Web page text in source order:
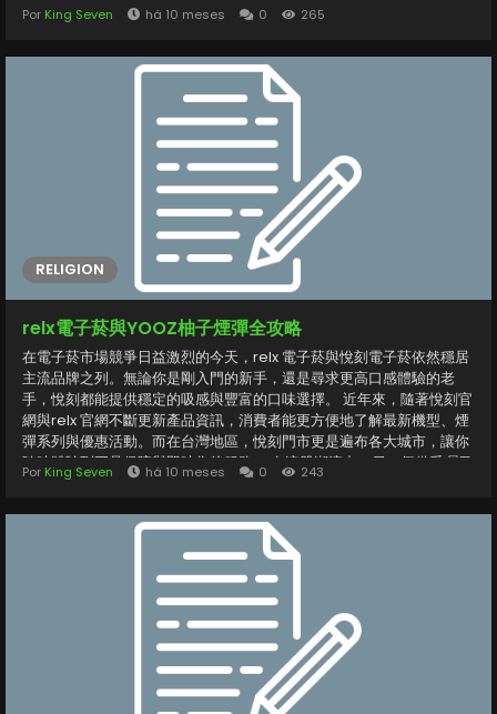
中，品牌熱銷的【限時特價】BALENCIAGA巴黎世家PARIS EXPLORER
尼龍雙肩包大容量學生書包後背包 男女同款 格外受到矚目。這款後背
呈現出低調奢華的風格。大容量設計可輕鬆收納筆電、文件與日常用
品，無論是通勤、旅行還是學生日常使用都十分合適。此款包包不僅男
表。 對於喜愛街頭穿搭的時尚愛好者來說，balenciaga 腰包也是不可
錯過的單品。以柔軟皮革或耐磨尼龍材質製成，腰包可斜背或繫於腰
間，靈活搭配不同風格服飾，展現休閒中帶點叛逆的潮流態度。而若想
兼顧功能性與收納空間，balenciaga...
Por King Seven há 10 meses 0 265
RELIGION
relx電子菸與YOOZ柚子煙彈全攻略
在電子菸市場競爭日益激烈的今天，relx 電子菸與悅刻電子菸依然穩居
主流品牌之列。無論你是剛入門的新手，還是尋求更高口感體驗的老
手，悅刻都能提供穩定的吸感與豐富的口味選擇。 近年來，隨著悅刻官
網與relx 官網不斷更新產品資訊，消費者能更方便地了解最新機型、煙
彈系列與優惠活動。而在台灣地區，悅刻門市更是遍布各大城市，讓你
隨時體驗到正品保障與即時售後服務。 在這股潮流中，另一個備受矚目
的品牌便是 【YOOZ柚子煙彈】21種口味可選 4顆裝 現貨秒發。它主打
讓用戶能依個人喜好自由挑選。從經典的薄荷冰、芒果冰沙，到甜潤的
葡萄、清爽的青蘋果，每一種口味都以細膩的霧化體驗打造出層次豐富
他通用型機種，成為市場上熱銷的高性價比選擇。...
Por King Seven há 10 meses 0 243